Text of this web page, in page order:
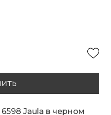
Jaula в черном